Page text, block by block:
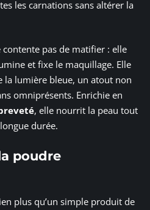
les carnations sans altérer la
contente pas de matifier : elle
et fixe le maquillage. Elle
lumière bleue, un atout non
omniprésents. Enrichie en
, elle nourrit la peau tout
durée.
poudre
plus qu’un simple produit de